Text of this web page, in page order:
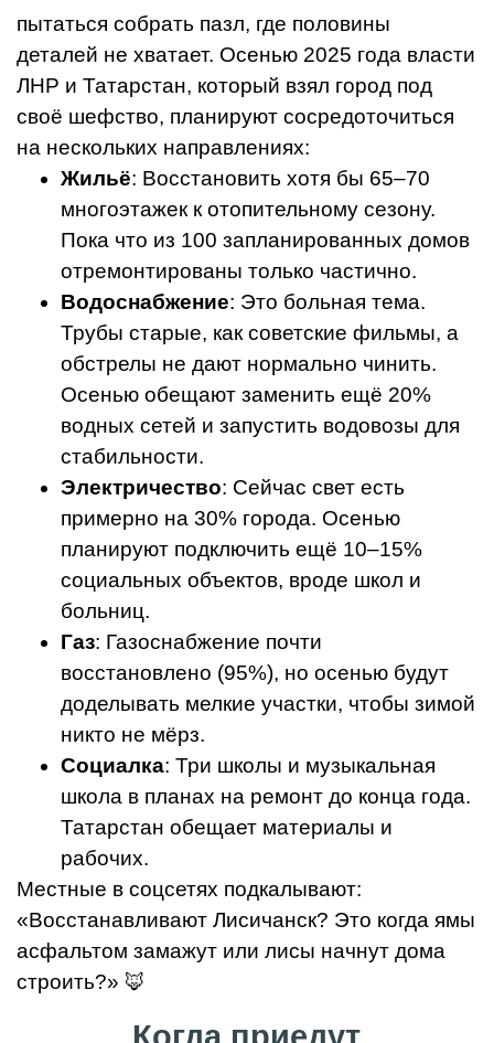
пытаться собрать пазл, где половины
деталей не хватает. Осенью 2025 года власти
ЛНР и Татарстан, который взял город под
своё шефство, планируют сосредоточиться
на нескольких направлениях:
Жильё: Восстановить хотя бы 65–70
многоэтажек к отопительному сезону.
Пока что из 100 запланированных домов
отремонтированы только частично.
Водоснабжение: Это больная тема.
Трубы старые, как советские фильмы, а
обстрелы не дают нормально чинить.
Осенью обещают заменить ещё 20%
водных сетей и запустить водовозы для
стабильности.
Электричество: Сейчас свет есть
примерно на 30% города. Осенью
планируют подключить ещё 10–15%
социальных объектов, вроде школ и
больниц.
Газ: Газоснабжение почти
восстановлено (95%), но осенью будут
доделывать мелкие участки, чтобы зимой
никто не мёрз.
Социалка: Три школы и музыкальная
школа в планах на ремонт до конца года.
Татарстан обещает материалы и
рабочих.
Местные в соцсетях подкалывают:
«Восстанавливают Лисичанск? Это когда ямы
асфальтом замажут или лисы начнут дома
строить?» 🦊
Когда приедут